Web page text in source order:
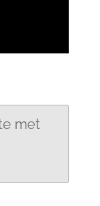
met